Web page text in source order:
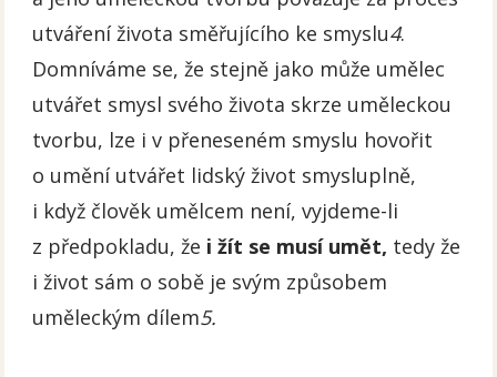
utváření života směřujícího ke smyslu4.
Domníváme se, že stejně jako může umělec
utvářet smysl svého života skrze uměleckou
tvorbu, lze i v přeneseném smyslu hovořit
o umění utvářet lidský život smysluplně,
i když člověk umělcem není, vyjdeme-li
z předpokladu, že i žít se musí umět, tedy že
i život sám o sobě je svým způsobem
uměleckým dílem5.